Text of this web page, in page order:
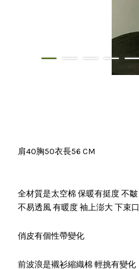
肩40胸50衣長56 CM
全材質是太空棉 保暖有挺度 不皺
不易透風 有暖度 袖上澎大 下束口
俏皮有個性帶變化
前波浪是襯衫縮織棉 輕挑有變化